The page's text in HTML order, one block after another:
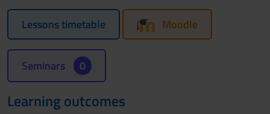
Lessons timetable Moodle
Seminars 0
Learning outcomes